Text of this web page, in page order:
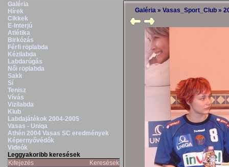
Galéria
Hírek
Cikkek
E-Interjú
Atlétika
Birkózás
Férfi röplabda
Kézilabda
Labdarúgás
Női röplabda
Sakk
Sí
Tenisz
Vívás
Vizilabda
Klub
Labdajátékok 2004-2005
Vasas - Uniqa
Athén 2004 Vasas SC eredmények
Képernyővédők
Videók
Leggyakoribb keresések
Kifejezés
Keresések
Galéria » Vasas_Sport_Club »